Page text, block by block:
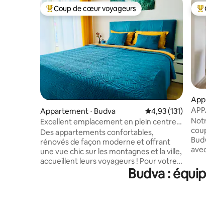
Coups de cœur voyageurs les plus appréciés
Coup de cœur voyageurs
Appartement ⋅ Budva Évaluation
4,93 (131)
Excellent emplacement en plein centre,
à 5 minutes de la mer, et parking
Des appartements confortables,
rénovés de façon moderne et offrant
une vue chic sur les montagnes et la ville,
accueillent leurs voyageurs ! Pour votre
confort, il y a 6 lits : 2 lits 160 et un grand
canapé-lit, 2 salles de bains avec douche,
Budva :